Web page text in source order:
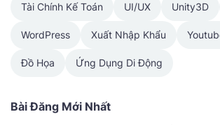
Tài Chính Kế Toán UI/UX Unity3D
WordPress Xuất Nhập Khẩu
Đồ Họa Ứng Dụng Di Động
Bài Đăng Mới Nhất